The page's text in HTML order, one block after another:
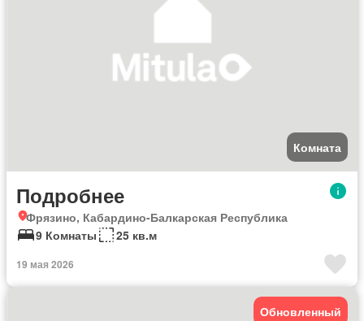
Комната
Подробнее
Фрязино, Кабардино-Балкарская Республика
9 Комнаты
25 кв.м
19 мая 2026
Обновленный